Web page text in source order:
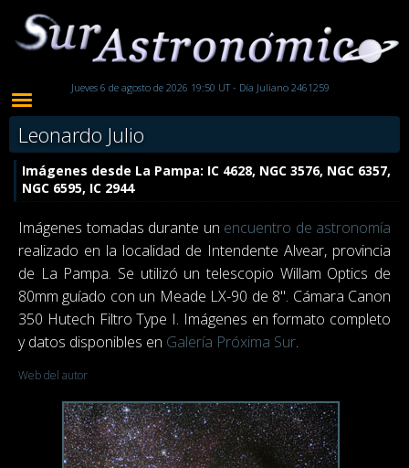
Jueves 6 de agosto de 2026 19:50 UT - Día Juliano 2461259
Leonardo Julio
Imágenes desde La Pampa: IC 4628, NGC 3576, NGC 6357,
NGC 6595, IC 2944
Imágenes tomadas durante un encuentro de astronomía
realizado en la localidad de Intendente Alvear, provincia
de La Pampa. Se utilizó un telescopio Willam Optics de
80mm guíado con un Meade LX-90 de 8". Cámara Canon
350 Hutech Filtro Type I. Imágenes en formato completo
y datos disponibles en Galería Próxima Sur.
Web del autor